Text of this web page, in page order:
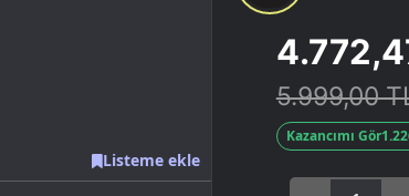
Listeme ekle
5.999,00
Kazancımı Gör